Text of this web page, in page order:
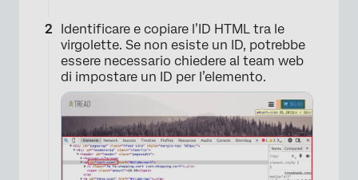
Identificare e copiare l’ID HTML tra le
virgolette. Se non esiste un ID, potrebbe
essere necessario chiedere al team web
di impostare un ID per l’elemento.